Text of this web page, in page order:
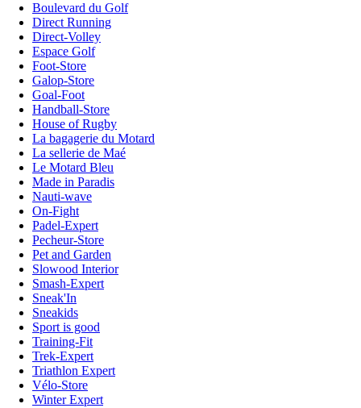
Boulevard du Golf
Direct Running
Direct-Volley
Espace Golf
Foot-Store
Galop-Store
Goal-Foot
Handball-Store
House of Rugby
La bagagerie du Motard
La sellerie de Maé
Le Motard Bleu
Made in Paradis
Nauti-wave
On-Fight
Padel-Expert
Pecheur-Store
Pet and Garden
Slowood Interior
Smash-Expert
Sneak'In
Sneakids
Sport is good
Training-Fit
Trek-Expert
Triathlon Expert
Vélo-Store
Winter Expert